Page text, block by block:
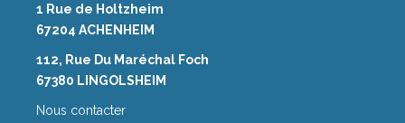
1 Rue de Holtzheim
67204 ACHENHEIM
112, Rue Du Maréchal Foch
67380 LINGOLSHEIM
Nous contacter